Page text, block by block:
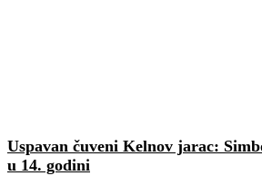
Uspavan čuveni Kelnov jarac:
u 14. godini